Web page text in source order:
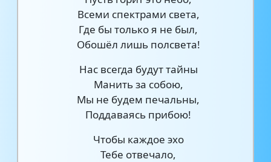
Всеми спектрами света,
Где бы только я не был,
Обошёл лишь полсвета!
Нас всегда будут тайны
Манить за собою,
Мы не будем печальны,
Поддаваясь прибою!
Чтобы каждое эхо
Тебе отвечало,